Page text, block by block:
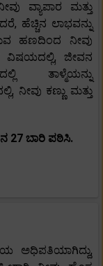
ವ್ಯಾಪಾರ ಮತ್ತು
ಹೆಚ್ಚಿನ ಲಾಭವನ್ನು
ಹಣದಿಂದ ನೀವು
ವಿಷಯದಲ್ಲಿ, ಜೀವನ
ತಾಳ್ಮೆಯನ್ನು
ನೀವು ಕಣ್ಣು ಮತ್ತು
27 ಬಾರಿ ಪಠಿಸಿ.
ಅಧಿಪತಿಯಾಗಿದ್ದು,